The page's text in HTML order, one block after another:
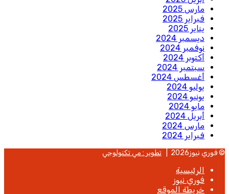
مارس 2025
فبراير 2025
يناير 2025
ديسمبر 2024
نوفمبر 2024
أكتوبر 2024
سبتمبر 2024
أغسطس 2024
يوليو 2024
يونيو 2024
مايو 2024
أبريل 2024
مارس 2024
فبراير 2024
© فوري نيوز2026 | تطوير : مي تكنولوجي
الرئيسية
فوري نيوز
خريطة الموقع